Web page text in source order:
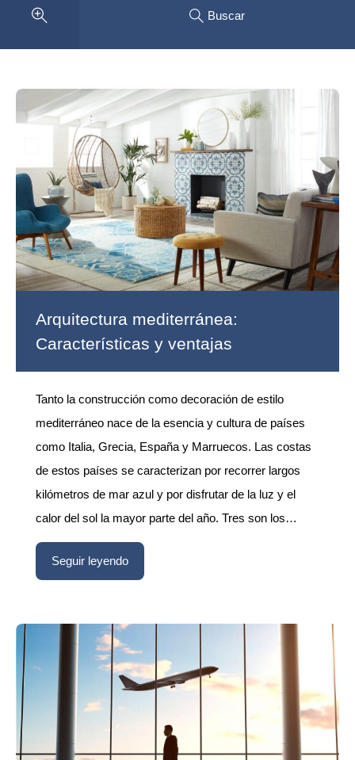
Buscar
Arquitectura mediterránea:
Características y ventajas
Tanto la construcción como decoración de estilo
mediterráneo nace de la esencia y cultura de países
como Italia, Grecia, España y Marruecos. Las costas
de estos países se caracterizan por recorrer largos
kilómetros de mar azul y por disfrutar de la luz y el
calor del sol la mayor parte del año. Tres son los…
Seguir leyendo